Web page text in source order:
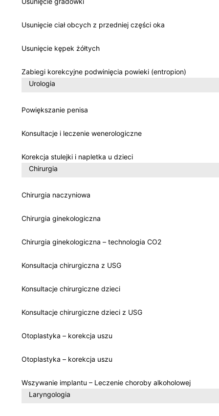
Usunięcie ciał obcych z przedniej części oka
Usunięcie kępek żółtych
Zabiegi korekcyjne podwinięcia powieki (entropion)
Urologia
Powiększanie penisa
Konsultacje i leczenie wenerologiczne
Korekcja stulejki i napletka u dzieci
Chirurgia
Chirurgia naczyniowa
Chirurgia ginekologiczna
Chirurgia ginekologiczna – technologia CO2
Konsultacja chirurgiczna z USG
Konsultacje chirurgiczne dzieci
Konsultacje chirurgiczne dzieci z USG
Otoplastyka – korekcja uszu
Otoplastyka – korekcja uszu
Wszywanie implantu – Leczenie choroby alkoholowej
Laryngologia